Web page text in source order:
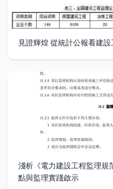
見證輝煌 從統計公報看建
淺析《電力建設工程監理規
點與監理實踐啟示